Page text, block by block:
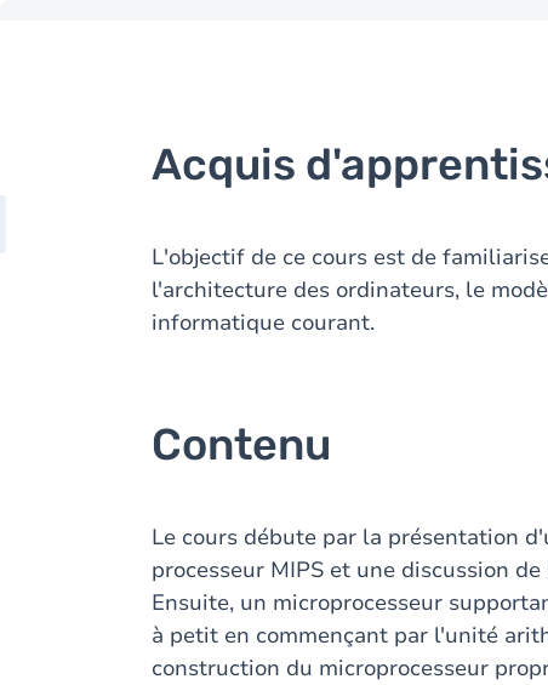
Acquis
L'objectif de ce cours est de
l'architecture des ordinateurs, le
informatique courant.
Contenu
Le cours débute par la présentation
processeur MIPS et une discussion
Ensuite, un microprocesseur
à petit en commençant par l'unité
construction du microprocesseur